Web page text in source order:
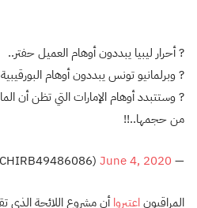
? أحرار ليبيا يبددون أوهام العميل حفتر..
? وبرلمانيو تونس يبددون أوهام
? وستتبدد أوهام الإمارات التي تظن أن
من حجمها..!!
— BACHIR BOUSBIA (@BACHIRB49486086)
June 4, 2020
المراقبوناعتبرواأن مشروع اللائحة